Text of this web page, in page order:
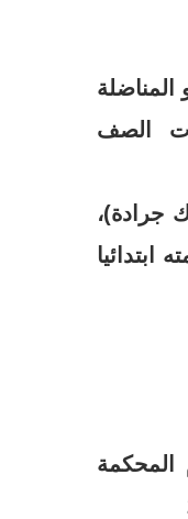
الصف
جرادة)،
2000 درهم، ومحاكمته ابتدائيا
المحكمة